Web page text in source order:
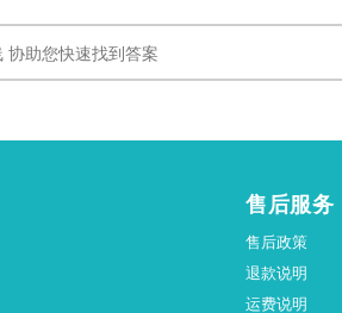
售后服务
售后政策
退款说明
运费说明